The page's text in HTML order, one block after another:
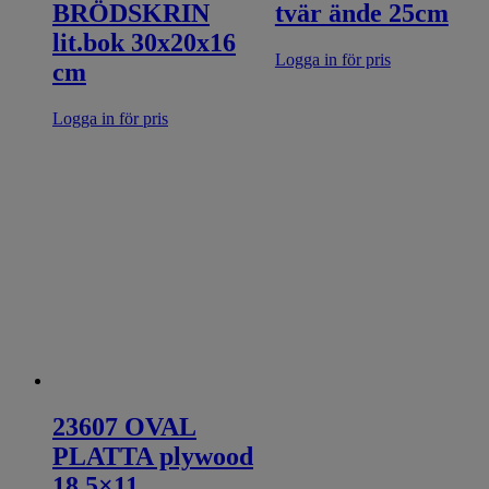
BRÖDSKRIN
lit.bok 30x20x16
cm
Logga in för pris
tvär ände 25cm
Logga in för pris
23607 OVAL
PLATTA plywood